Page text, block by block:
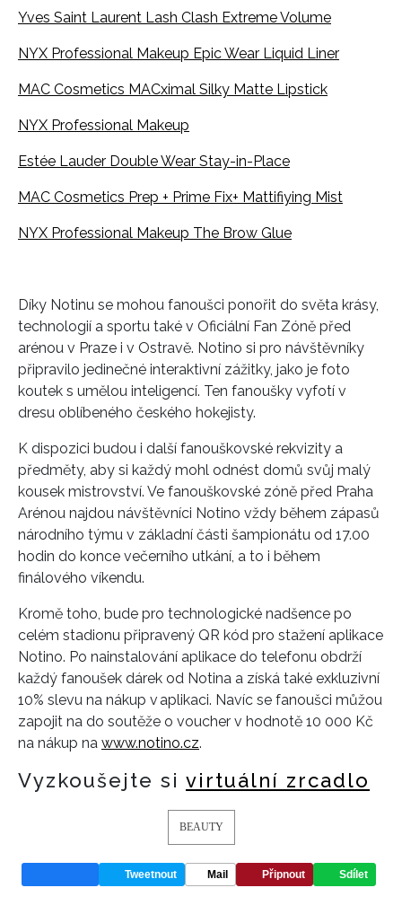
INFORMACE
REDAKCE
Yves Saint Laurent Lash Clash Extreme Volume
NYX Professional Makeup Epic Wear Liquid Liner
MAC Cosmetics MACximal Silky Matte Lipstick
NYX Professional Makeup
Estée Lauder Double Wear Stay-in-Place
MAC Cosmetics Prep + Prime Fix+ Mattifiying Mist
NYX Professional Makeup The Brow Glue
Díky Notinu se mohou fanoušci ponořit do světa krásy,
technologií a sportu také v Oficiální Fan Zóně před
arénou v Praze i v Ostravě. Notino si pro návštěvníky
připravilo jedinečné interaktivní zážitky, jako je foto
koutek s umělou inteligencí. Ten fanoušky vyfotí v
dresu oblíbeného českého hokejisty.
K dispozici budou i další fanouškovské rekvizity a
předměty, aby si každý mohl odnést domů svůj malý
kousek mistrovství. Ve fanouškovské zóně před Praha
Arénou najdou návštěvníci Notino vždy během zápasů
národního týmu v základní části šampionátu od 17.00
hodin do konce večerního utkání, a to i během
finálového víkendu.
Kromě toho, bude pro technologické nadšence po
celém stadionu připravený QR kód pro stažení aplikace
Notino. Po nainstalování aplikace do telefonu obdrží
každý fanoušek dárek od Notina a získá také exkluzivní
10% slevu na nákup v aplikaci. Navíc se fanoušci můžou
zapojit na do soutěže o voucher v hodnotě 10 000 Kč
na nákup na www.notino.cz.
Vyzkoušejte si virtuální zrcadlo
BEAUTY
Tweetnout Mail Připnout Sdílet